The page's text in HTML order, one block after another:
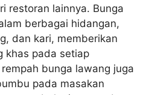
restoran lainnya. Bunga
berbagai hidangan,
dan kari, memberikan
khas pada setiap
bunga lawang juga
pada masakan